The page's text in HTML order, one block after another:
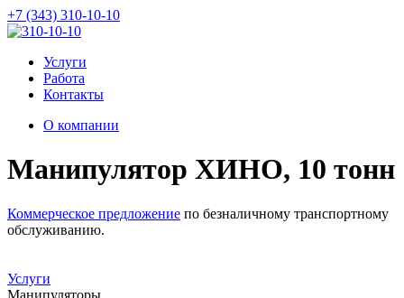
+7 (343) 310-10-10
Услуги
Работа
Контакты
О компании
Манипулятор ХИНО, 10 тонн
Коммерческое предложение по безналичному транспортному
обслуживанию.
Услуги
Манипуляторы